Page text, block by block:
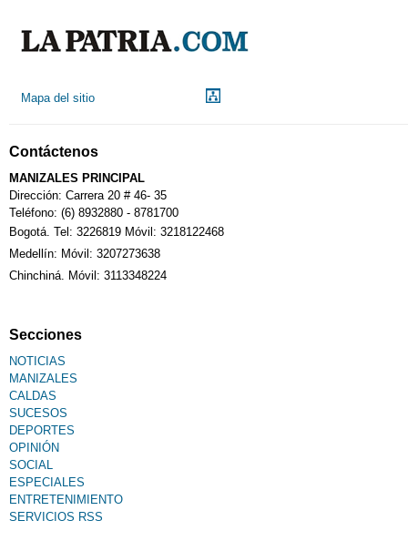
Mapa del sitio
Contáctenos
MANIZALES PRINCIPAL
Dirección: Carrera 20 # 46- 35
Teléfono: (6) 8932880 - 8781700
Bogotá. Tel: 3226819 Móvil: 3218122468
Medellín: Móvil: 3207273638
Chinchiná. Móvil: 3113348224
Secciones
NOTICIAS
MANIZALES
CALDAS
SUCESOS
DEPORTES
OPINIÓN
SOCIAL
ESPECIALES
ENTRETENIMIENTO
SERVICIOS RSS